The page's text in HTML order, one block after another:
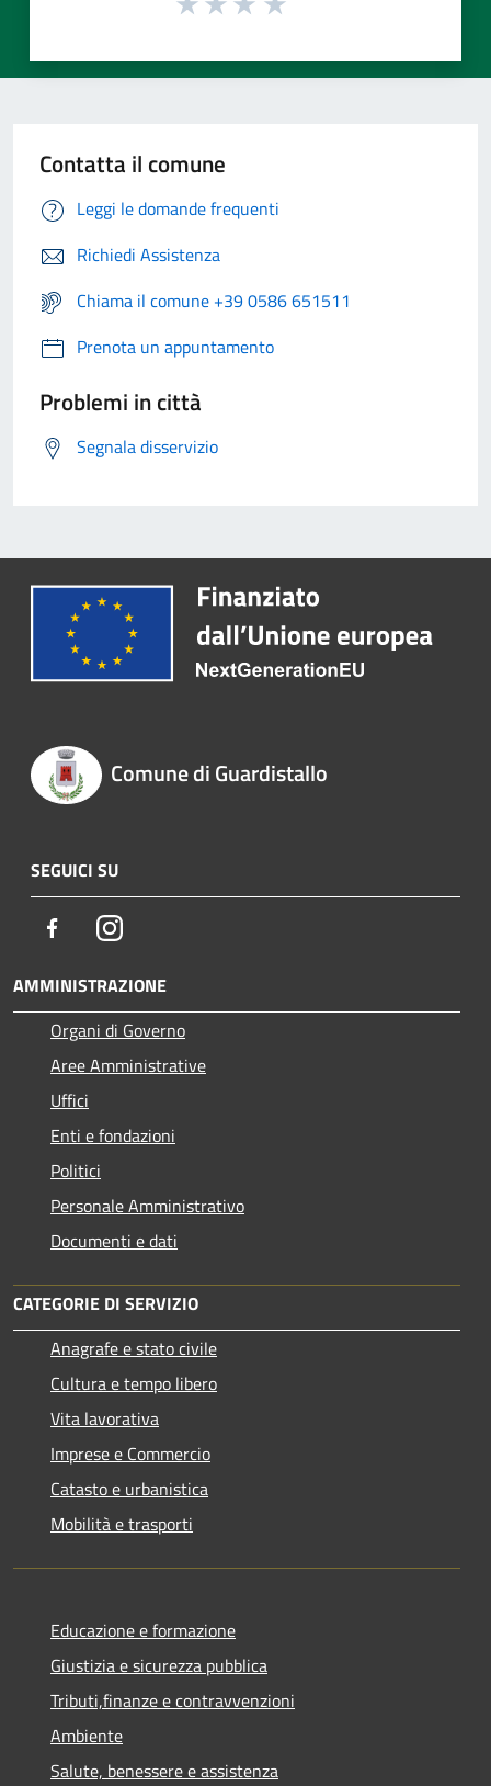
Contatta il comune
Leggi le domande frequenti
Richiedi Assistenza
Chiama il comune +39 0586 651511
Prenota un appuntamento
Problemi in città
Segnala disservizio
Comune di Guardistallo
SEGUICI SU
FacebookInstagram
AMMINISTRAZIONE
Organi di Governo
Aree Amministrative
Uffici
Enti e fondazioni
Politici
Personale Amministrativo
Documenti e dati
CATEGORIE DI SERVIZIO
Anagrafe e stato civile
Cultura e tempo libero
Vita lavorativa
Imprese e Commercio
Catasto e urbanistica
Mobilità e trasporti
Educazione e formazione
Giustizia e sicurezza pubblica
Tributi,finanze e contravvenzioni
Ambiente
Salute, benessere e assistenza